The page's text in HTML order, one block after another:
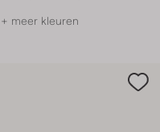
+ meer kleuren